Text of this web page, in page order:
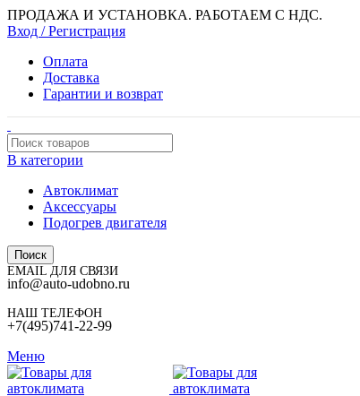
ПРОДАЖА И УСТАНОВКА. РАБОТАЕМ С НДС.
Вход / Регистрация
Оплата
Доставка
Гарантии и возврат
В категории
Автоклимат
Аксессуары
Подогрев двигателя
Поиск
EMAIL ДЛЯ СВЯЗИ
info@auto-udobno.ru
НАШ ТЕЛЕФОН
+7(495)741-22-99
Меню